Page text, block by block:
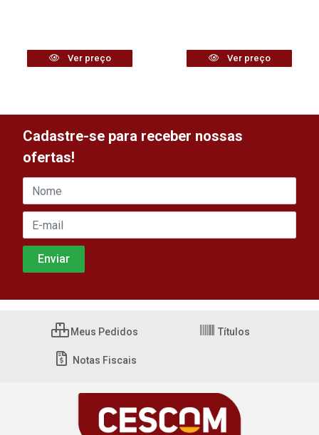
Ver preço Ver preço
Cadastre-se para receber nossas
ofertas!
Meus Pedidos Títulos
Notas Fiscais